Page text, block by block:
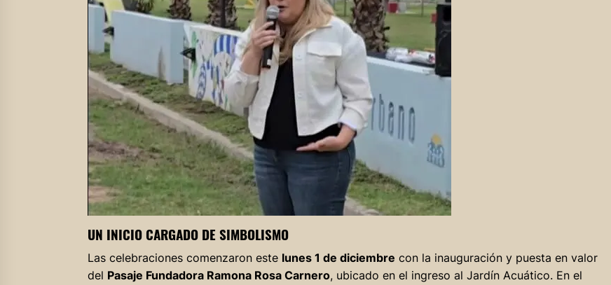
UN INICIO CARGADO DE SIMBOLISMO
Las celebraciones comenzaron este lunes 1 de diciembre con la inauguración y puesta en valor
del Pasaje Fundadora Ramona Rosa Carnero, ubicado en el ingreso al Jardín Acuático. En el